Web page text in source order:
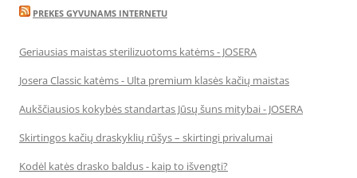
PREKES GYVUNAMS INTERNETU
Geriausias maistas sterilizuotoms katėms - JOSERA
Josera Classic katėms - Ulta premium klasės kačių maistas
Aukščiausios kokybės standartas Jūsų šuns mitybai - JOSERA
Skirtingos kačių draskyklių rūšys – skirtingi privalumai
Kodėl katės drasko baldus - kaip to išvengti?